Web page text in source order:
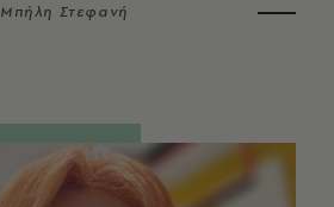
Μπήλη Στεφανή